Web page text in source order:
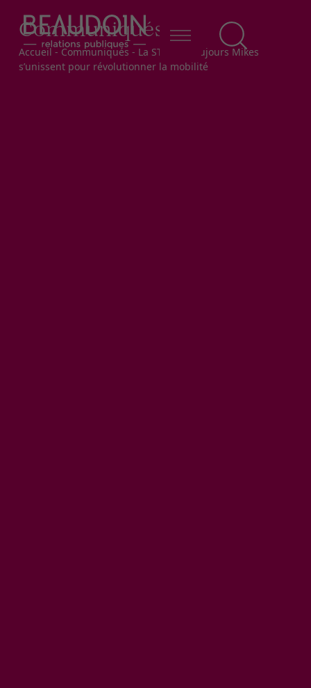
Communiqués
Fil d'Ariane
Accueil-Communiqués - La STTR et Toujours Mikes
s’unissent pour révolutionner la mobilité